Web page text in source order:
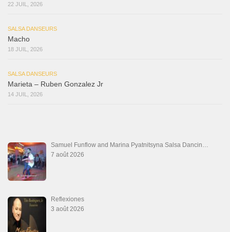
22 JUIL, 2026
SALSA DANSEURS
Macho
18 JUIL, 2026
SALSA DANSEURS
Marieta – Ruben Gonzalez Jr
14 JUIL, 2026
Samuel Funflow and Marina Pyatnitsyna Salsa Dancin…
7 août 2026
Reflexiones
3 août 2026